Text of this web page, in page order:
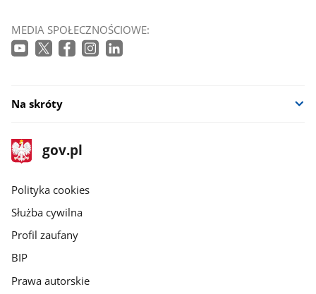
MEDIA SPOŁECZNOŚCIOWE:
Na skróty
stopka
gov.pl
Strona
gov.pl
gov.pl
Polityka cookies
Służba cywilna
Profil zaufany
BIP
Prawa autorskie